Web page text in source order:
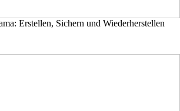
Erstellen, Sichern und Wiederherstellen